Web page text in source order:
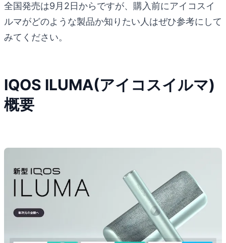
全国発売は9月2日からですが、購入前にアイコスイ
ルマがどのような製品か知りたい人はぜひ参考にして
みてください。
IQOS ILUMA(アイコスイルマ)
概要